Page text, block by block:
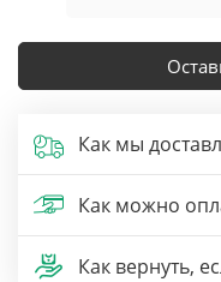
Как мы
Как можно
Как вернуть,